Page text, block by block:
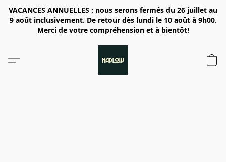
VACANCES ANNUELLES : nous serons fermés du 26 juillet au
9 août inclusivement. De retour dès lundi le 10 août à 9h00.
Merci de votre compréhension et à bientôt!